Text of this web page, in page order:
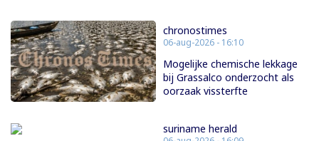
chronostimes
06-aug-2026 - 16:10
Mogelijke chemische lekkage
bij Grassalco onderzocht als
oorzaak vissterfte
suriname herald